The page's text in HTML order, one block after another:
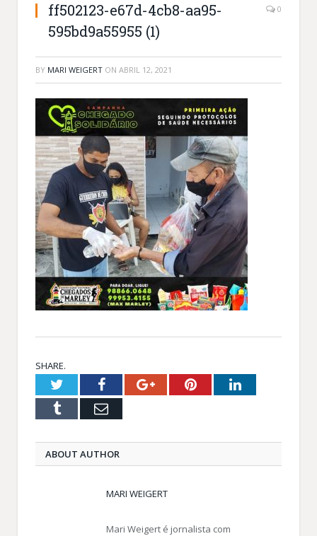
ff502123-e67d-4cb8-aa95-
595bd9a55955 (1)
0
BY MARI WEIGERT ON ABRIL 12, 2021
SHARE.
TwitterFacebookGoogle+PinterestLinkedIn
Tumblr Email
ABOUT AUTHOR
MARI WEIGERT
Mari Weigert é jornalista com